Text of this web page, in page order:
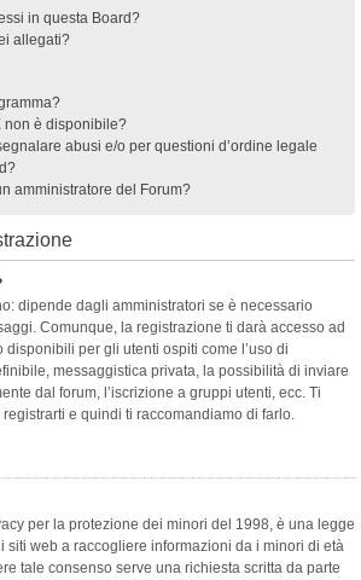
in questa Board?
allegati?
non è disponibile?
abusi e/o per questioni d’ordine legale
amministratore del Forum?
dipende dagli amministratori se è necessario
Comunque, la registrazione ti darà accesso ad
per gli utenti ospiti come l’uso di
messaggistica privata, la possibilità di inviare
dal forum, l’iscrizione a gruppi utenti, ecc. Ti
e quindi ti raccomandiamo di farlo.
per la protezione dei minori del 1998, è una legge
siti web a raccogliere informazioni da i minori di età
tale consenso serve una richiesta scritta da parte